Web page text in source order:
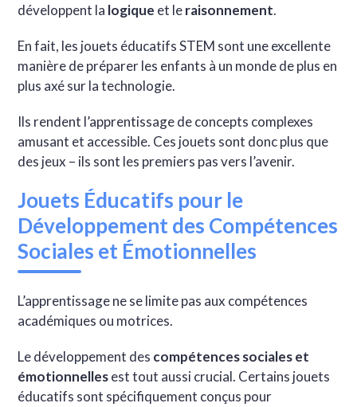
développent la logique et leraisonnement.
En fait, les jouets éducatifs STEM sont une excellente
manière de préparer les enfants à un monde de plus en
plus axé sur la technologie.
Ils rendent l’apprentissage de concepts complexes
amusant et accessible. Ces jouets sont donc plus que
des jeux – ils sont les premiers pas vers l’avenir.
Jouets Éducatifs pour le
Développement des Compétences
Sociales et Émotionnelles
L’apprentissage ne se limite pas aux compétences
académiques ou motrices.
Le développement des compétences sociales et
émotionnellesest tout aussi crucial. Certains jouets
éducatifs sont spécifiquement conçus pour